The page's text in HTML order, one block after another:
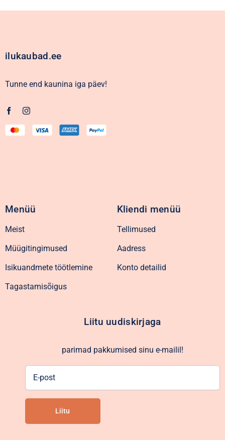
ilukaubad.ee
Tunne end kaunina iga päev!
Menüü
Meist
Müügitingimused
Isikuandmete töötlemine
Tagastamisõigus
Kliendi menüü
Tellimused
Aadress
Konto detailid
Liitu uudiskirjaga
parimad pakkumised sinu e-mailil!
Liitu